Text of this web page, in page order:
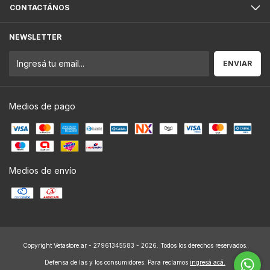
CONTACTÁNOS
NEWSLETTER
Medios de pago
Medios de envío
Copyright Vetastore.ar - 27961345583 - 2026. Todos los derechos reservados.
Defensa de las y los consumidores. Para reclamos ingresá acá.